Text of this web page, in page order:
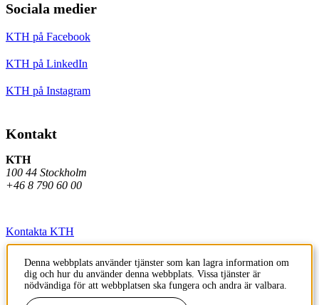
Sociala medier
KTH på Facebook
KTH på LinkedIn
KTH på Instagram
Kontakt
KTH
100 44 Stockholm
+46 8 790 60 00
Kontakta KTH
Jobba på KTH
Press och media
Denna webbplats använder tjänster som kan lagra information om
dig och hur du använder denna webbplats. Vissa tjänster är
nödvändiga för att webbplatsen ska fungera och andra är valbara.